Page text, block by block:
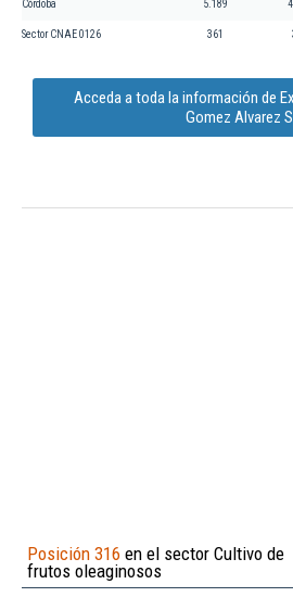
Córdoba 5.189
Sector CNAE 0126 361
Acceda a toda la información de
Gomez Alvarez
Posición 316 en el sector Cultivo de
frutos oleaginosos